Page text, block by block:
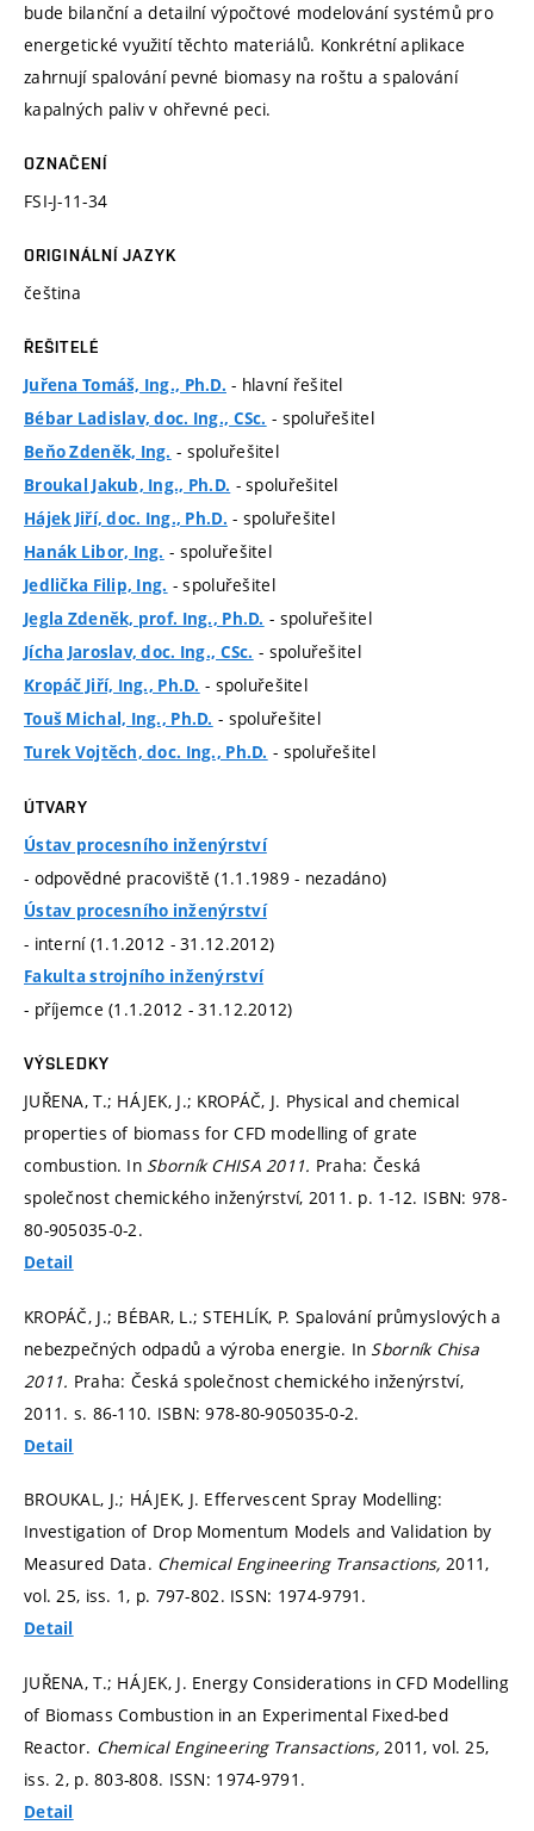
bude bilanční a detailní výpočtové modelování systémů pro
energetické využití těchto materiálů. Konkrétní aplikace
zahrnují spalování pevné biomasy na roštu a spalování
kapalných paliv v ohřevné peci.
OZNAČENÍ
FSI-J-11-34
ORIGINÁLNÍ JAZYK
čeština
ŘEŠITELÉ
Juřena Tomáš, Ing., Ph.D. - hlavní řešitel
Bébar Ladislav, doc. Ing., CSc. - spoluřešitel
Beňo Zdeněk, Ing. - spoluřešitel
Broukal Jakub, Ing., Ph.D. - spoluřešitel
Hájek Jiří, doc. Ing., Ph.D. - spoluřešitel
Hanák Libor, Ing. - spoluřešitel
Jedlička Filip, Ing. - spoluřešitel
Jegla Zdeněk, prof. Ing., Ph.D. - spoluřešitel
Jícha Jaroslav, doc. Ing., CSc. - spoluřešitel
Kropáč Jiří, Ing., Ph.D. - spoluřešitel
Touš Michal, Ing., Ph.D. - spoluřešitel
Turek Vojtěch, doc. Ing., Ph.D. - spoluřešitel
ÚTVARY
Ústav procesního inženýrství
- odpovědné pracoviště (1.1.1989 - nezadáno)
Ústav procesního inženýrství
- interní (1.1.2012 - 31.12.2012)
Fakulta strojního inženýrství
- příjemce (1.1.2012 - 31.12.2012)
VÝSLEDKY
JUŘENA, T.; HÁJEK, J.; KROPÁČ, J. Physical and chemical
properties of biomass for CFD modelling of grate
combustion. In Sborník CHISA 2011. Praha: Česká
společnost chemického inženýrství, 2011. p. 1-12. ISBN: 978-
80-905035-0-2.
Detail
KROPÁČ, J.; BÉBAR, L.; STEHLÍK, P. Spalování průmyslových a
nebezpečných odpadů a výroba energie. In Sborník Chisa
2011. Praha: Česká společnost chemického inženýrství,
2011. s. 86-110. ISBN: 978-80-905035-0-2.
Detail
BROUKAL, J.; HÁJEK, J. Effervescent Spray Modelling:
Investigation of Drop Momentum Models and Validation by
Measured Data. Chemical Engineering Transactions,2011,
vol. 25, iss. 1, p. 797-802. ISSN: 1974-9791.
Detail
JUŘENA, T.; HÁJEK, J. Energy Considerations in CFD Modelling
of Biomass Combustion in an Experimental Fixed-bed
Reactor. Chemical Engineering Transactions, 2011, vol. 25,
iss. 2, p. 803-808. ISSN: 1974-9791.
Detail